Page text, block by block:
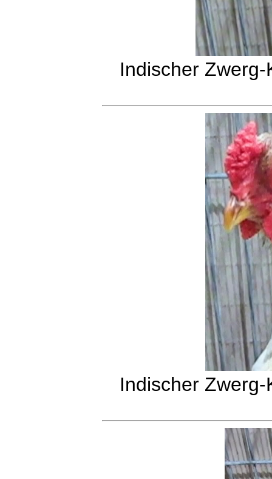
Indischer
Indischer